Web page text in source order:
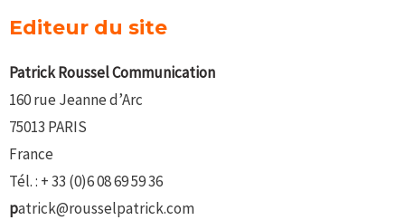
Editeur du site
Patrick Roussel Communication
160 rue Jeanne d’Arc
75013 PARIS
France
Tél. : + 33 (0)6 08 69 59 36
patrick@rousselpatrick.com